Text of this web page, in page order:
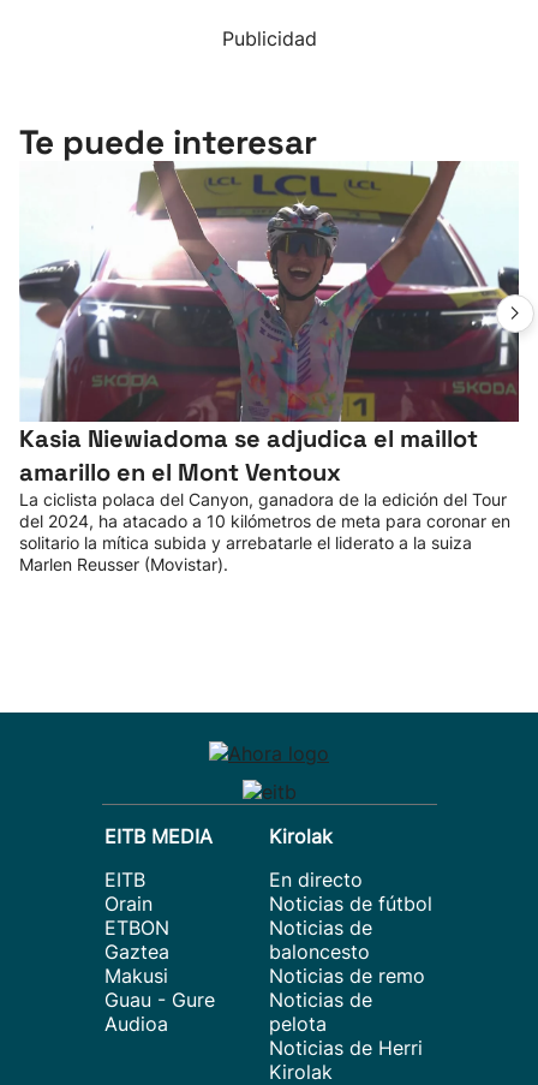
Publicidad
Te puede interesar
Kasia Niewiadoma se adjudica el maillot
amarillo en el Mont Ventoux
La ciclista polaca del Canyon, ganadora de la edición del Tour
del 2024, ha atacado a 10 kilómetros de meta para coronar en
solitario la mítica subida y arrebatarle el liderato a la suiza
Marlen Reusser (Movistar).
EITB MEDIA
EITB
Orain
ETBON
Gaztea
Makusi
Guau - Gure
Audioa
Kirolak
En directo
Noticias de fútbol
Noticias de
baloncesto
Noticias de remo
Noticias de
pelota
Noticias de Herri
Kirolak